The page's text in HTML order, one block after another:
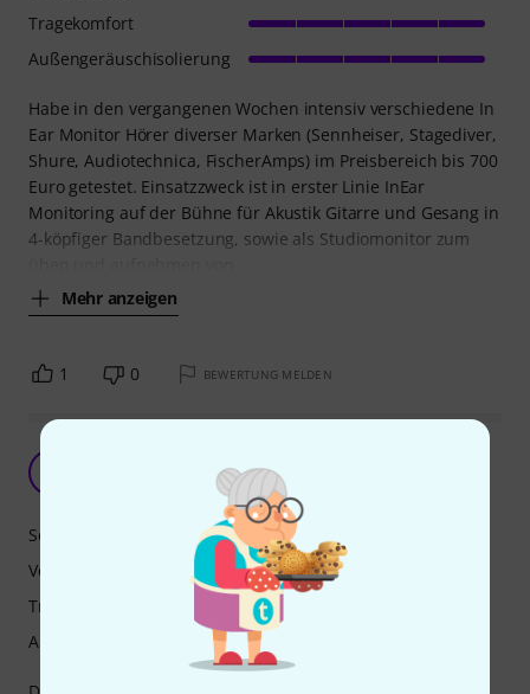
Habe in den vergangenen Wochen intensiv verschiedene In
Ear Monitor Hörer diverser Marken (Sennheiser, Stagediver,
Shure, Audiotechnica, FischerAmps) im Preisbereich bis 700
Euro getestet. Einsatzzweck ist in erster Linie InEar
Monitoring auf der Bühne für Akustik Gitarre und Gesang in
4-köpfiger Bandbesetzung, sowie als Studiomonitor zum
Mehr anzeigen
Tragekomfort
Außengeräuschisolierung
1 0 BEWERTUNG MELDEN
Anonym 04.02.2016
Sound
Verarbeitung
Tragekomfort
Außengeräuschisolierung